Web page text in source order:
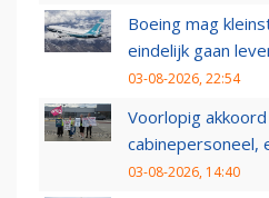
Boeing mag
eindelijk gaan
03-08-2026, 22:54
Voorlopig
cabinepersoneel,
03-08-2026, 14:40